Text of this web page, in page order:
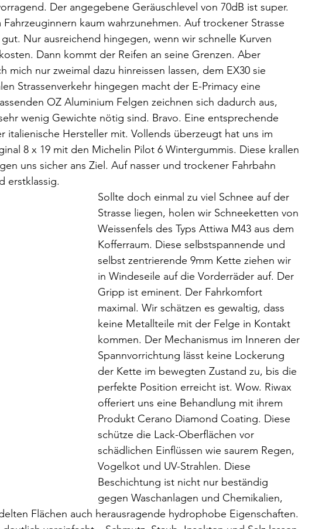
Der angegebene Geräuschlevel von 70dB ist super.
kaum wahrzunehmen. Auf trockener Strasse
Nur ausreichend hingegen, wenn wir schnelle Kurven
Dann kommt der Reifen an seine Grenzen. Aber
mich nur zweimal dazu hinreissen lassen, dem EX30 sie
Strassenverkehr hingegen macht der E-Primacy eine
OZ Aluminium Felgen zeichnen sich dadurch aus,
wenig Gewichte nötig sind. Bravo. Eine entsprechende
italienische Hersteller mit. Vollends überzeugt hat uns im
8 x 19 mit den Michelin Pilot 6 Wintergummis. Diese krallen
uns sicher ans Ziel. Auf nasser und trockener Fahrbahn
erstklassig.
Sollte doch einmal zu viel Schnee auf der
Strasse liegen, holen wir Schneeketten von
Weissenfels des Typs Attiwa M43 aus dem
Kofferraum. Diese selbstspannende und
selbst zentrierende 9mm Kette ziehen wir
in Windeseile auf die Vorderräder auf. Der
Gripp ist eminent. Der Fahrkomfort
maximal. Wir schätzen es gewaltig, dass
keine Metallteile mit der Felge in Kontakt
kommen. Der Mechanismus im Inneren der
Spannvorrichtung lässt keine Lockerung
der Kette im bewegten Zustand zu, bis die
perfekte Position erreicht ist. Wow. Riwax
offeriert uns eine Behandlung mit ihrem
Produkt Cerano Diamond Coating. Diese
schütze die Lack-Oberflächen vor
schädlichen Einflüssen wie saurem Regen,
Vogelkot und UV-Strahlen. Diese
Beschichtung ist nicht nur beständig
gegen Waschanlagen und Chemikalien,
Flächen auch herausragende hydrophobe Eigenschaften.